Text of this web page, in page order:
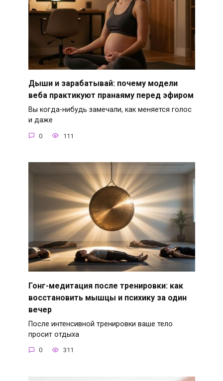
Дыши и зарабатывай: почему модели
веба практикуют пранаяму перед эфиром
Вы когда-нибудь замечали, как меняется голос
и даже
0 111
Гонг-медитация после тренировки: как
восстановить мышцы и психику за один
вечер
После интенсивной тренировки ваше тело
просит отдыха
0 311